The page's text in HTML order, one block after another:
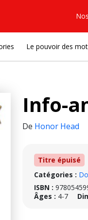
Le pouvoir des
Info-
De Honor Head
Titre épuisé
Catégories :
ISBN :
Âges : 4-7